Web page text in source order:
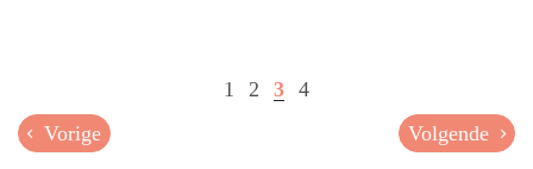
Vorige
1 2 3 4
Volgende